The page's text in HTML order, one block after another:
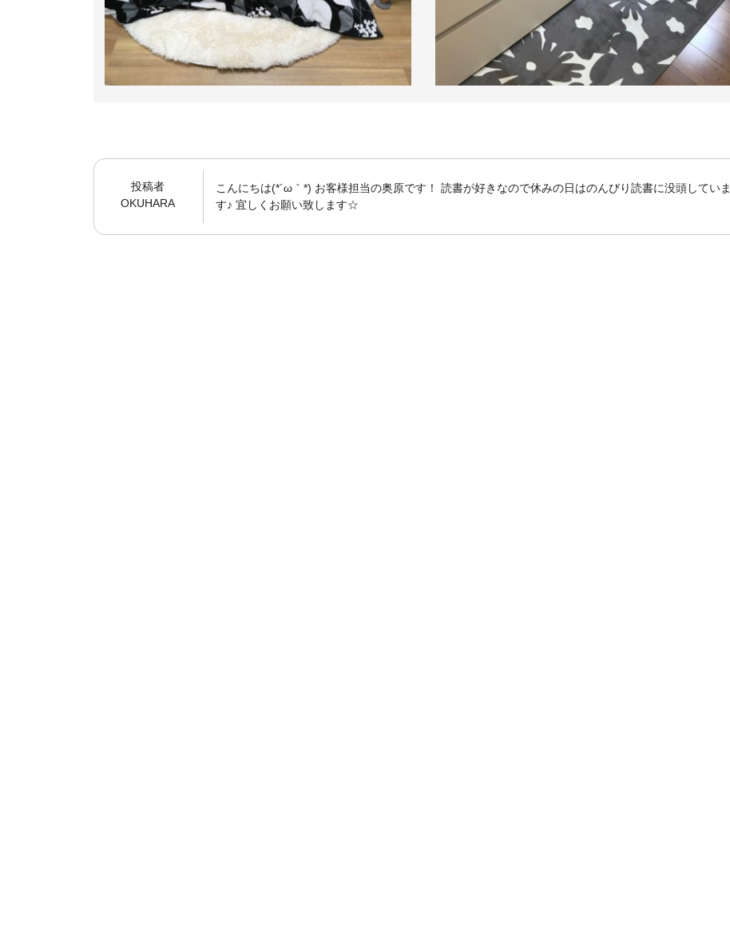
投稿者
OKUHARA
こんにちは(*´ω｀*) お客様担当の奥原です！ 読書が好きなので休みの日はのんびり読書に没頭していま
す♪ 宜しくお願い致します☆